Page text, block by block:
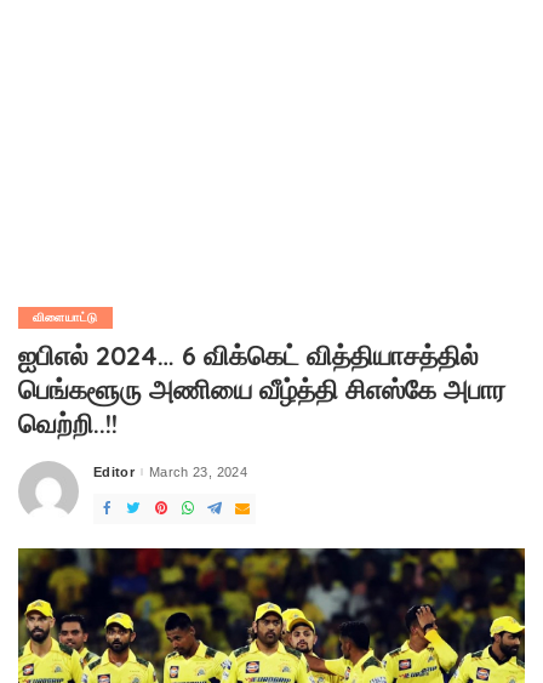
விளையாட்டு
ஐபிஎல் 2024… 6 விக்கெட் வித்தியாசத்தில்
பெங்களூரு அணியை வீழ்த்தி சிஎஸ்கே அபார
வெற்றி..!!
Posted
Editor March 23, 2024